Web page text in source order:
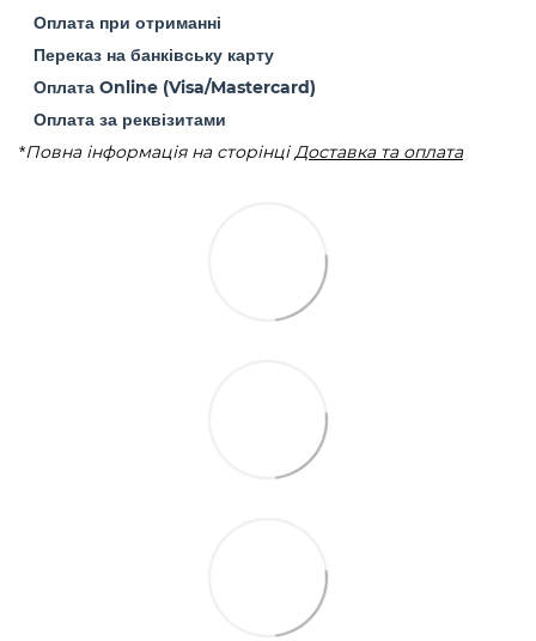
Оплата при отриманні
Переказ на банківську карту
Оплата Online (Visa/Mastercard)
Оплата за реквізитами
*Повна інформація на сторінці Доставка та оплата